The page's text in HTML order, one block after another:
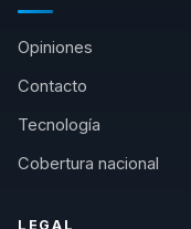
Opiniones
Contacto
Tecnología
Cobertura nacional
LEGAL